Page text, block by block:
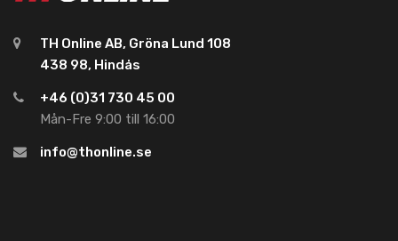
TH Online AB, Gröna Lund 108
438 98, Hindås
+46 (0)31 730 45 00
Mån-Fre 9:00 till 16:00
info@thonline.se